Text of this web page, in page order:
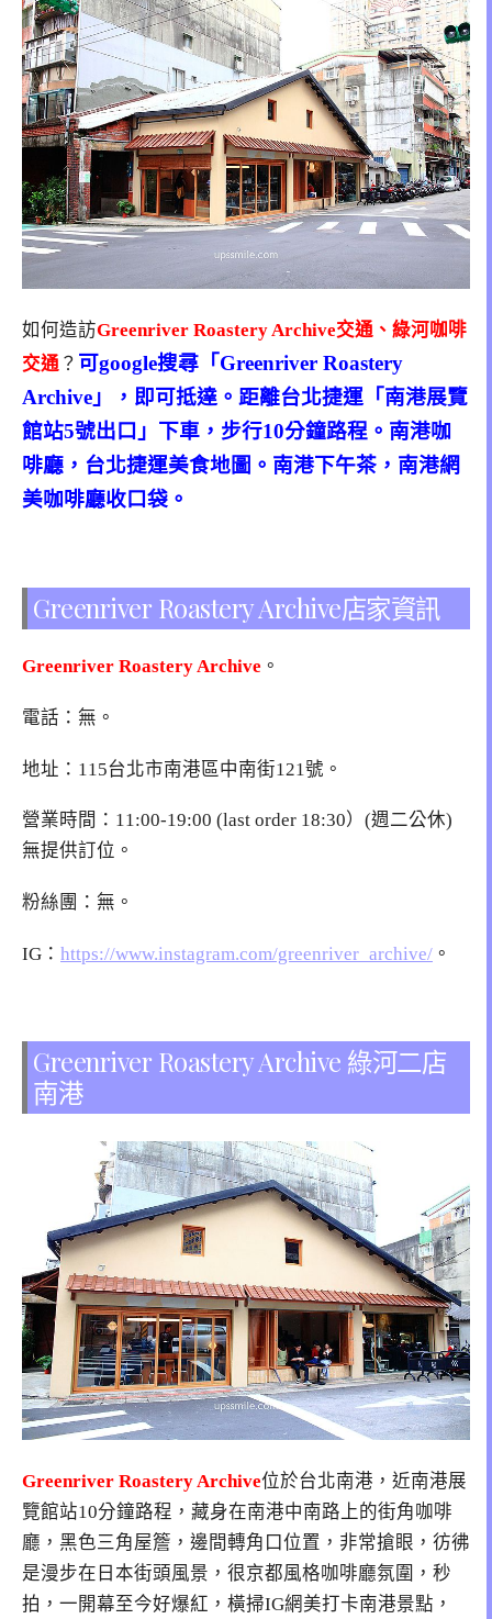
如何造訪Greenriver Roastery Archive交通、綠河咖啡
交通 ？ 可google搜尋「Greenriver Roastery
Archive」，即可抵達。距離台北捷運「南港展覽
館站5號出口」下車，步行10分鐘路程。南港咖
啡廳，台北捷運美食地圖。南港下午茶，南港網
美咖啡廳收口袋。
Greenriver Roastery Archive店家資訊
Greenriver Roastery Archive 。
電話：無。
地址：115台北市南港區中南街121號。
營業時間：11:00-19:00 (last order 18:30）(週二公休)
無提供訂位。
粉絲團：無。
IG： https://www.instagram.com/greenriver_archive/ 。
Greenriver Roastery Archive 綠河二店
南港
Greenriver Roastery Archive位於台北南港，近南港展
覽館站10分鐘路程，藏身在南港中南路上的街角咖啡
廳，黑色三角屋簷，邊間轉角口位置，非常搶眼，彷彿
是漫步在日本街頭風景，很京都風格咖啡廳氛圍，秒
拍，一開幕至今好爆紅，橫掃IG網美打卡南港景點，